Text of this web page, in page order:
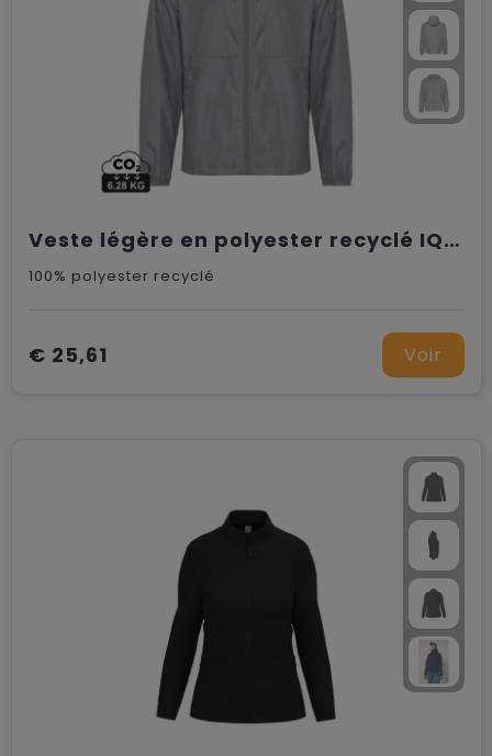
Veste légère en polyester recyclé IQONIQ Logan
100% polyester recyclé
€ 25,61 Voir